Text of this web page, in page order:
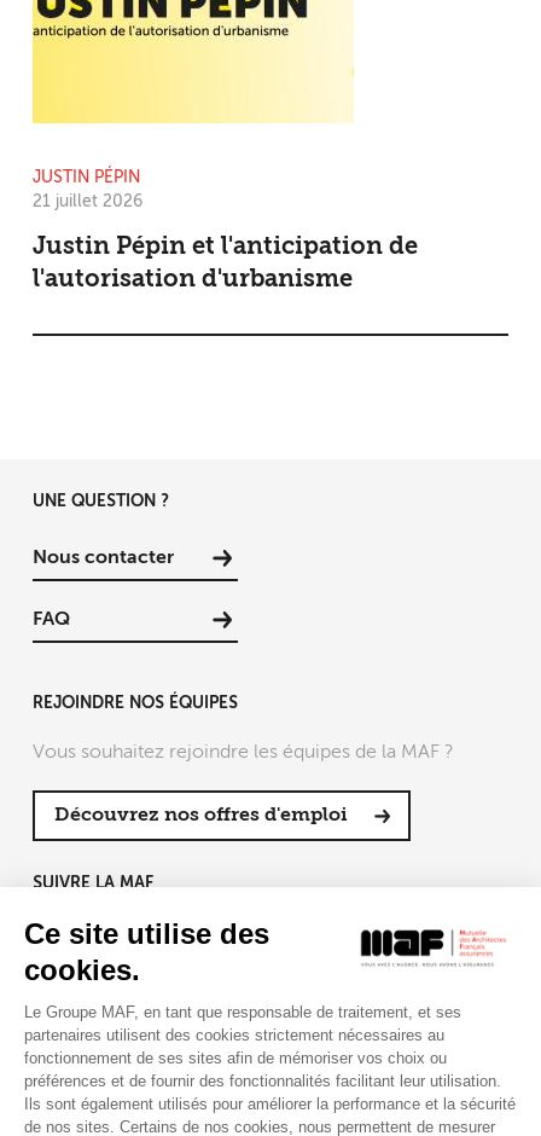
Ce site utilise des
cookies.
Le Groupe MAF, en tant que responsable de traitement, et ses
partenaires utilisent des cookies strictement nécessaires au
fonctionnement de ses sites afin de mémoriser vos choix ou
préférences et de fournir des fonctionnalités facilitant leur utilisation.
Ils sont également utilisés pour améliorer la performance et la sécurité
de nos sites. Certains de nos cookies, nous permettent de mesurer
JUSTIN PÉPIN
21 juillet 2026
Justin Pépin et l'anticipation de
l'autorisation d'urbanisme
UNE QUESTION ?
Nous contacter
FAQ
REJOINDRE NOS ÉQUIPES
Vous souhaitez rejoindre les équipes de la MAF ?
Découvrez nos offres d'emploi
SUIVRE LA MAF
RETROUVEZ-NOUS SUR :